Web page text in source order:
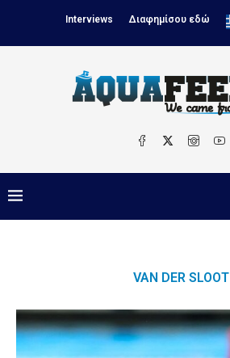
Interviews Διαφημίσου εδώ
VAN DER SLOOT